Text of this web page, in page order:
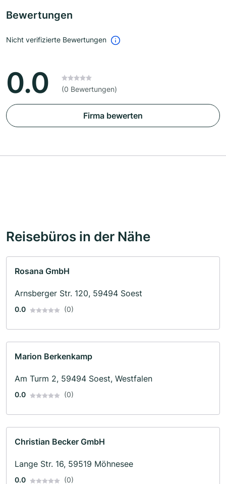
Bewertungen
Nicht verifizierte Bewertungen
0.0 (0 Bewertungen)
Firma bewerten
Reisebüros in der Nähe
Rosana GmbH
Arnsberger Str. 120, 59494 Soest
0.0 (0)
Marion Berkenkamp
Am Turm 2, 59494 Soest, Westfalen
0.0 (0)
Christian Becker GmbH
Lange Str. 16, 59519 Möhnesee
0.0 (0)